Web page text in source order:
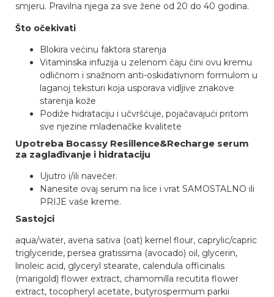
smjeru. Pravilna njega za sve žene od 20 do 40 godina.
Što očekivati
Blokira većinu faktora starenja
Vitaminska infuzija u zelenom čaju čini ovu kremu
odličnom i snažnom anti-oskidativnom formulom u
laganoj teksturi koja usporava vidljive znakove
starenja kože
Podiže hidrataciju i učvršćuje, pojačavajući pritom
sve njezine mladenačke kvalitete
Upotreba Bocassy Resillence&Recharge serum
za zaglađivanje i hidrataciju
Ujutro i/ili navečer.
Nanesite ovaj serum na lice i vrat SAMOSTALNO ili
PRIJE vaše kreme.
Sastojci
aqua/water, avena sativa (oat) kernel flour, caprylic/capric
triglyceride, persea gratissima (avocado) oil, glycerin,
linoleic acid, glyceryl stearate, calendula officinalis
(marigold) flower extract, chamomilla recutita flower
extract, tocopheryl acetate, butyrospermum parkii